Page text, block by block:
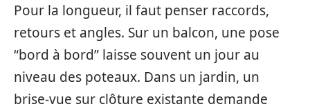
Pour la longueur, il faut penser raccords,
retours et angles. Sur un balcon, une pose
“bord à bord” laisse souvent un jour au
niveau des poteaux. Dans un jardin, un
brise-vue sur clôture existante demande